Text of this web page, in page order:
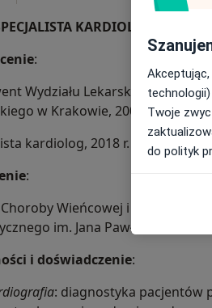
KARDIOLOG
:
Wydziału Lekarskiego
w Krakowie, 2009 r.
kardiolog, 2018 r.
:
Wieńcowej i
im. Jana Pawła II, od 2010 r.
i doświadczenie:
: diagnostyka pacjentów
Twoje
do polityk